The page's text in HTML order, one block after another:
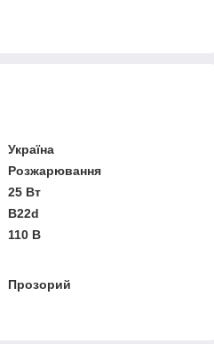
Україна
Розжарювання
25 Вт
B22d
110 В
Прозорий